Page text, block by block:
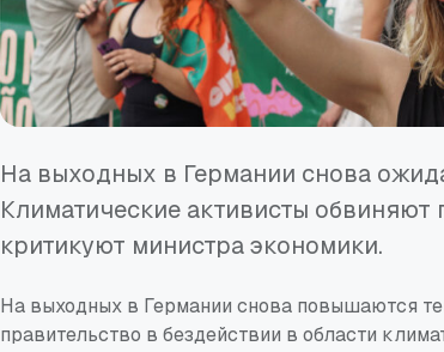
На выходных в Германии снова
Климатические активисты обвиняют
критикуют министра экономики.
На выходных в Германии снова повышаются
правительство в бездействии в области